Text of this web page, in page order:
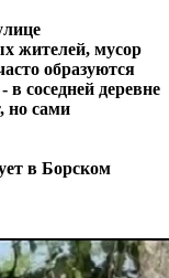
жителей, мусор
образуются
соседней деревне
но сами
в Борском